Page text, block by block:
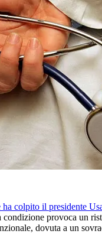
ha colpito il presidente
condizione provoca un
dovuta a un